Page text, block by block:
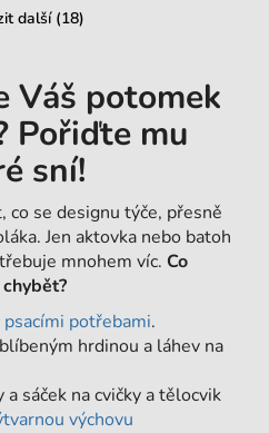
další (18)
Váš potomek
Pořiďte mu
sní!
co se designu týče, přesně
Jen aktovka nebo batoh
mnohem víc. Co
psacími potřebami.
hrdinou a láhev na
a sáček na cvičky a tělocvik
výchovu